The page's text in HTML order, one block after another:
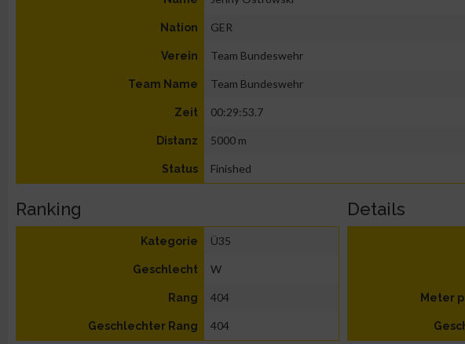
Nation GER
Verein Team Bundeswehr
Team Name Team Bundeswehr
Zeit 00:29:53.7
Distanz 5000 m
Status Finished
Ranking
Kategorie Ü35
Geschlecht W
Rang 404
Geschlechter Rang 404
Details
Meter